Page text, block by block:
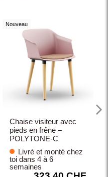
Nouveau
Chaise visiteur avec
pieds en frêne –
POLYTONE-C
Livré et monté chez
toi dans 4 à 6
semaines